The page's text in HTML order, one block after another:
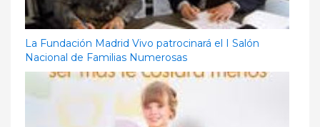
La Fundación Madrid Vivo patrocinará el I Salón
Nacional de Familias Numerosas